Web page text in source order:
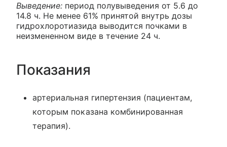
Выведение: период полувыведения от 5.6 до
14.8 ч. Не менее 61% принятой внутрь дозы
гидрохлоротиазида выводится почками в
неизмененном виде в течение 24 ч.
Показания
артериальная гипертензия (пациентам,
которым показана комбинированная
терапия).